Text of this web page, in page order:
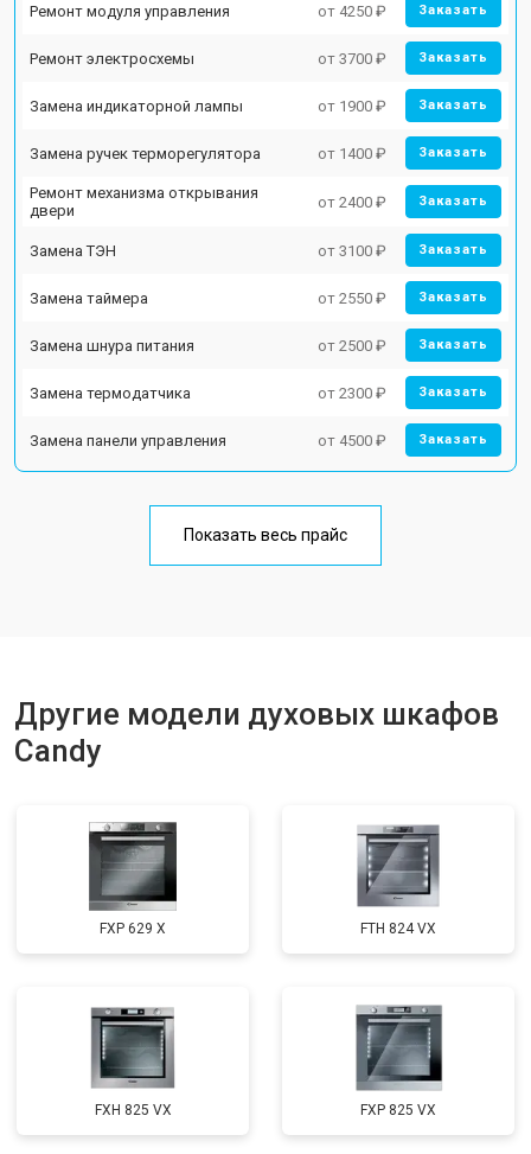
Ремонт модуля управления от 4250 ₽ Заказать
Ремонт электросхемы от 3700 ₽ Заказать
Замена индикаторной лампы от 1900 ₽ Заказать
Замена ручек терморегулятора от 1400 ₽ Заказать
Ремонт механизма открывания
двери
от 2400 ₽ Заказать
Замена ТЭН от 3100 ₽ Заказать
Замена таймера от 2550 ₽ Заказать
Замена шнура питания от 2500 ₽ Заказать
Замена термодатчика от 2300 ₽ Заказать
Замена панели управления от 4500 ₽ Заказать
Показать весь прайс
Другие модели духовых шкафов
Candy
FXP 629 X FTH 824 VX
FXH 825 VX FXP 825 VX